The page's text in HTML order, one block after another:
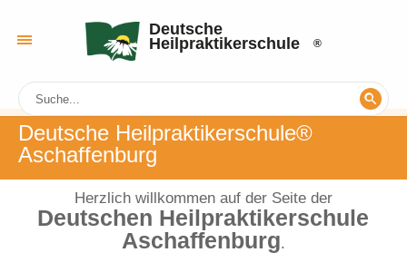
Deutsche
Heilpraktikerschule
Deutsche Heilpraktikerschule®
Aschaffenburg
Herzlich willkommen auf der Seite der
Deutschen Heilpraktikerschule
Aschaffenburg.